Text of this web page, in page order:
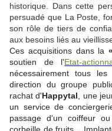
historique. Dans cette
persuadé que La Poste,
son rôle de tiers de
aux besoins liés au
Ces acquisitions dans la
soutien de l'Etat-
nécessairement tous
direction du groupe
rachat d'Happytal , une
un service de
passage d'un coiffeur